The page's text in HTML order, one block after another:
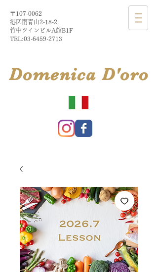
〒107-0062
港区南青山2-18-2​
​竹中ツインビルA館B1F
TEL:03-6459-2713
​DomenicaD'oro